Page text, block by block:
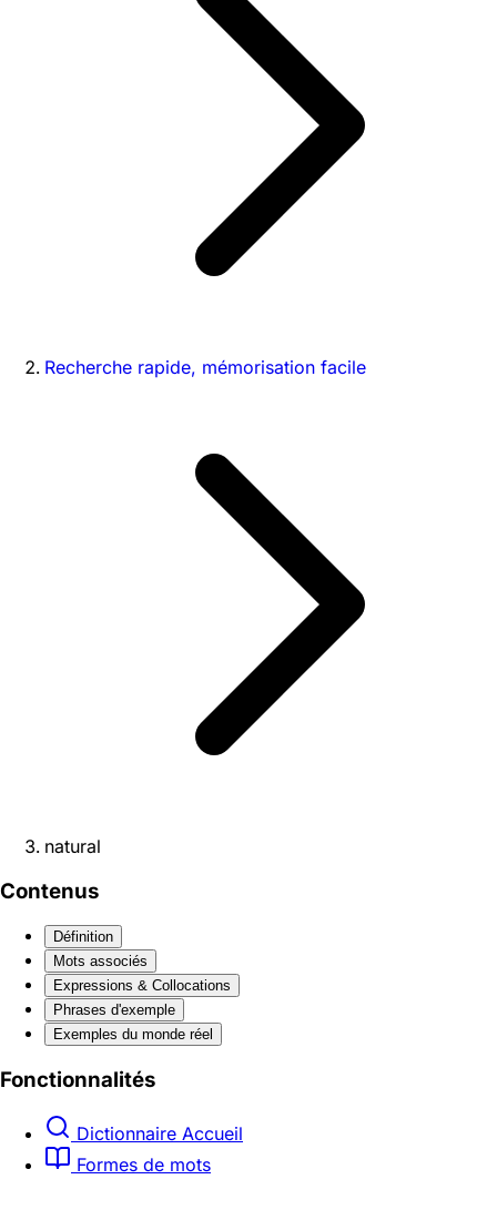
Recherche rapide, mémorisation facile
natural
Contenus
Définition
Mots associés
Expressions & Collocations
Phrases d'exemple
Exemples du monde réel
Fonctionnalités
Dictionnaire Accueil
Formes de mots